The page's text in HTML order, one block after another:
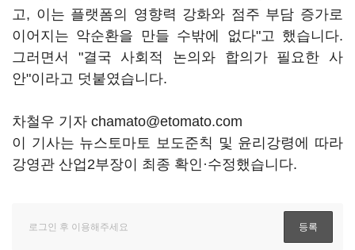
고, 이는 플랫폼의 영향력 강화와 점주 부담 증가로
이어지는 악순환을 만들 수밖에 없다"고 했습니다.
그러면서 "결국 사회적 논의와 합의가 필요한 사
안"이라고 덧붙였습니다.
차철우 기자 chamato@etomato.com
이 기사는 뉴스토마토 보도준칙 및 윤리강령에 따라
강영관 산업2부장이 최종 확인·수정했습니다.